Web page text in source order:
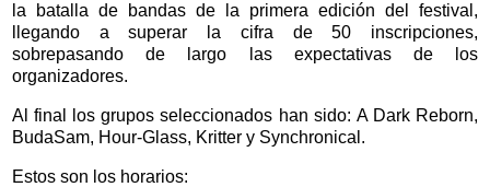
la batalla de bandas de la primera edición del festival,
llegando a superar la cifra de 50 inscripciones,
sobrepasando de largo las expectativas de los
organizadores.
Al final los grupos seleccionados han sido: A Dark Reborn,
BudaSam, Hour-Glass, Kritter y Synchronical.
Estos son los horarios: